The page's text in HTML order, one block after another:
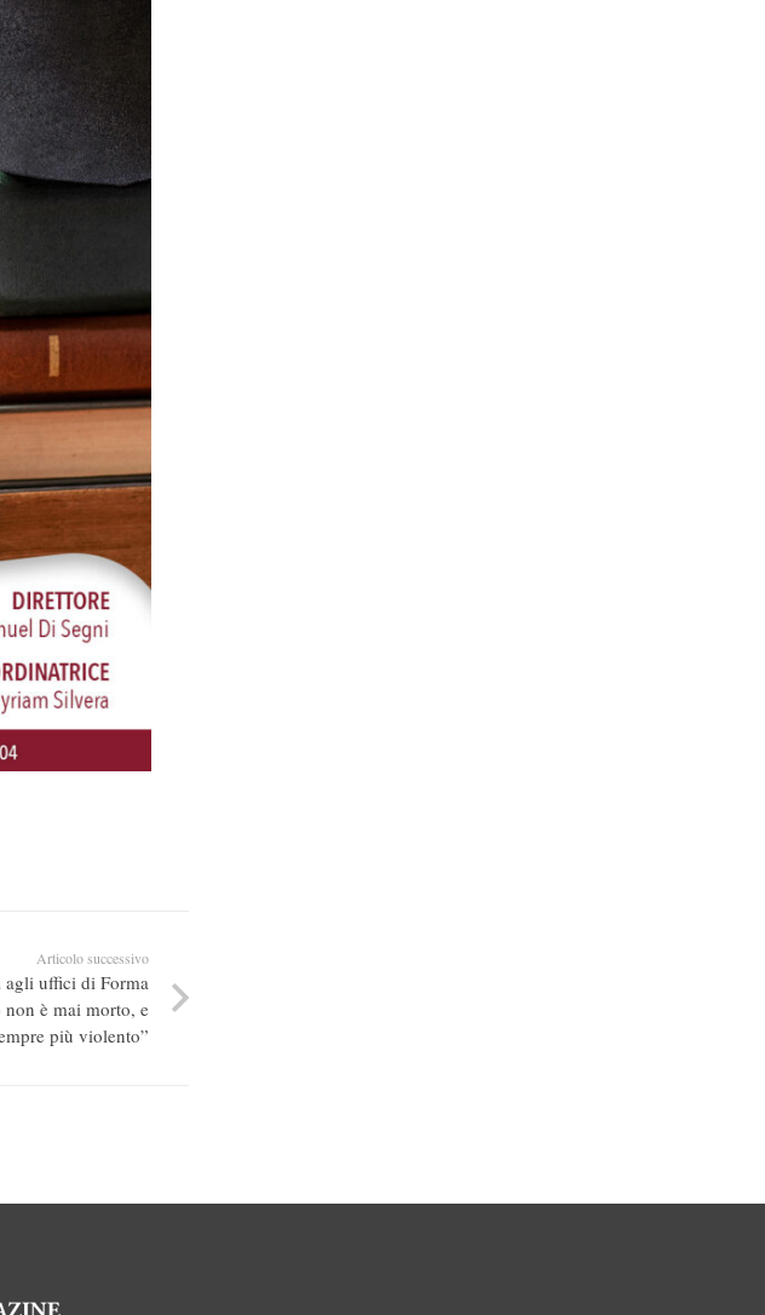
Articolo successivo
uffici di Forma
non è mai morto, e
più violento”